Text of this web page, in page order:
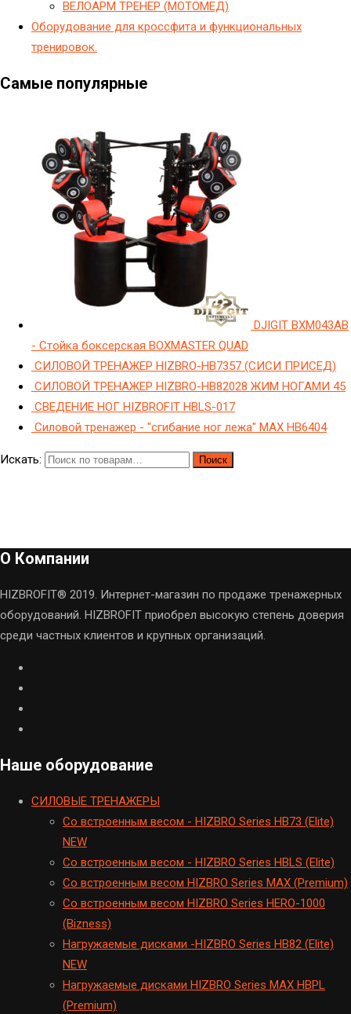
ВЕЛОАРМ ТРЕНЕР (МОТОМЕД)
Оборудование для кроссфита и функциональных
тренировок.
Самые популярные
DJIGIT BXM043AB
- Стойка боксерская BOXMASTER QUAD
СИЛОВОЙ ТРЕНАЖЕР HIZBRO-HB7357 (СИСИ ПРИСЕД)
СИЛОВОЙ ТРЕНАЖЕР HIZBRO-HB82028 ЖИМ НОГАМИ 45
СВЕДЕНИЕ НОГ HIZBROFIT HBLS-017
Силовой тренажер - "сгибание ног лежа" МAX HB6404
Искать: Поиск
О Компании
HIZBROFIT® 2019. Интернет-магазин по продаже тренажерных
оборудований. HIZBROFIT приобрел высокую степень доверия
среди частных клиентов и крупных организаций.
Наше оборудование
CИЛОВЫЕ ТРЕНАЖЕРЫ
Cо встроенным весом - HIZBRO Series HB73 (Elite)
NEW
Cо встроенным весом - HIZBRO Series HBLS (Elite)
Со встроенным весом HIZBRO Series MAX (Premium)
Cо встроенным весом HIZBRO Series HERO-1000
(Bizness)
Hагружаемые дисками -HIZBRO Series HB82 (Elite)
NEW
Нагружаемые дисками HIZBRO Series MAX HBPL
(Premium)